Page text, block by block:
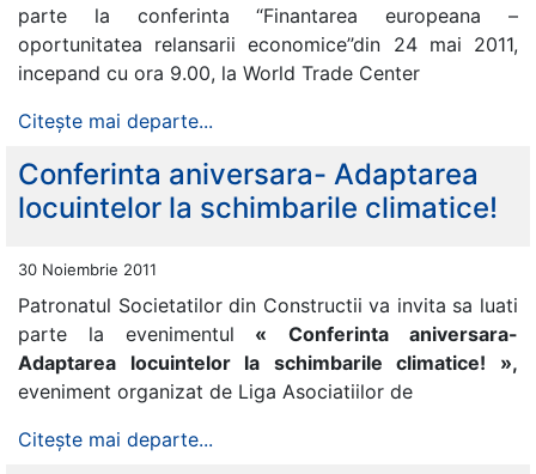
parte la conferinta “Finantarea europeana –
oportunitatea relansarii economice’’din 24 mai 2011,
incepand cu ora 9.00, la World Trade Center
Citește mai departe...
Conferinta aniversara- Adaptarea
locuintelor la schimbarile climatice!
30 Noiembrie 2011
Patronatul Societatilor din Constructii va invita sa luati
parte la evenimentul «
Conferinta aniversara-
Adaptarea locuintelor la schimbarile climatice! »,
eveniment organizat de Liga Asociatiilor de
Citește mai departe...